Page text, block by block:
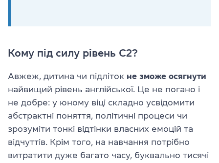
Кому під силу рівень С2?
Авжеж, дитина чи підліток не зможе осягнути
найвищий рівень англійської. Це не погано і
не добре: у юному віці складно усвідомити
абстрактні поняття, політичні процеси чи
зрозуміти тонкі відтінки власних емоцій та
відчуттів. Крім того, на навчання потрібно
витратити дуже багато часу, буквально тисячі